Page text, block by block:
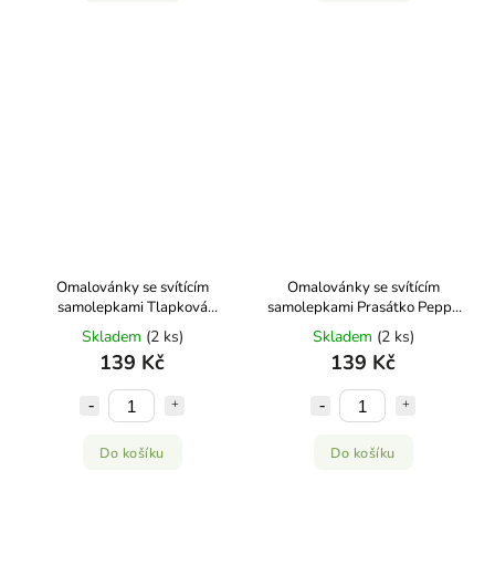
Omalovánky se svítícím
samolepkami Tlapková
patrola Jiří Models
Skladem (2 ks)
139 Kč
Do košíku
Omalovánky se svítícím
samolepkami Prasátko Peppa
Jiří Models
Skladem (2 ks)
139 Kč
Do košíku